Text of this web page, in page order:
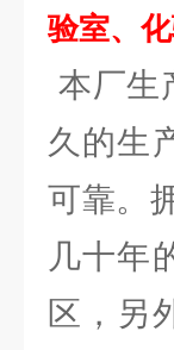
验室、
本厂生
久的生
可靠。
几十年
区，另